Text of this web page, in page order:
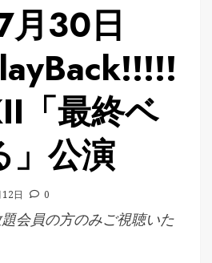
30日
「最終ベ
」公演
日 0
会員の方のみご視聴いた